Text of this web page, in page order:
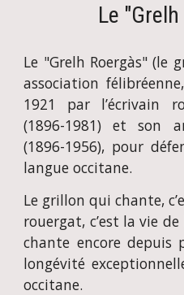
Le
Le "Grelh Roergàs" (le
association
1921 par l’écrivain
(1896-1981) et son
(1896-1956), pour
langue occitane.
Le grillon qui chante,
rouergat, c’est la vie
chante encore depuis
longévité
occitane.